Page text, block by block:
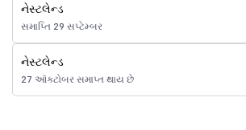
નેસ્ટલેન્ડ
સમાપ્તિ 29 સપ્ટેમ્બર
નેસ્ટલેન્ડ
27 ઑક્ટોબર સમાપ્ત થાય છે